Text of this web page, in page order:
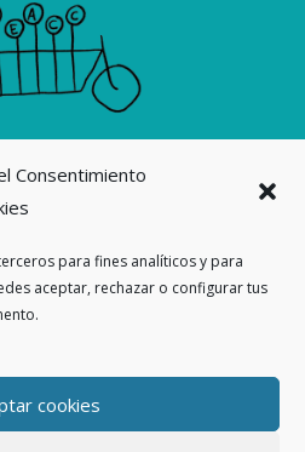
Consentimiento
para fines analíticos y para
aceptar, rechazar o configurar tus
cookies